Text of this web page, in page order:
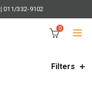
|011/332-9102
0
Filters